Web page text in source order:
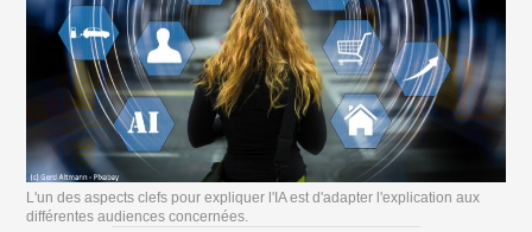
L'un des aspects clefs pour expliquer l'IA est d'adapter l'explication aux
différentes audiences concernées.